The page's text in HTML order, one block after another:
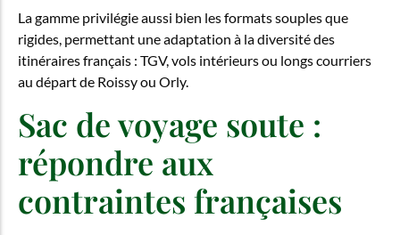
La gamme privilégie aussi bien les formats souples que
rigides, permettant une adaptation à la diversité des
itinéraires français : TGV, vols intérieurs ou longs courriers
au départ de Roissy ou Orly.
Sac de voyage soute :
répondre aux
contraintes françaises